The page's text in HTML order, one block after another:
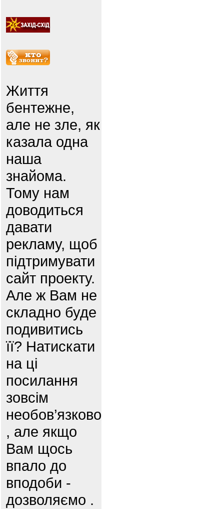
Життя
бентежне,
але не зле, як
казала одна
наша
знайома.
Тому нам
доводиться
давати
рекламу, щоб
підтримувати
сайт проекту.
Але ж Вам не
складно буде
подивитись
її? Натискати
на ці
посилання
зовсім
необов’язково
, але якщо
Вам щось
впало до
вподоби -
дозволяємо .